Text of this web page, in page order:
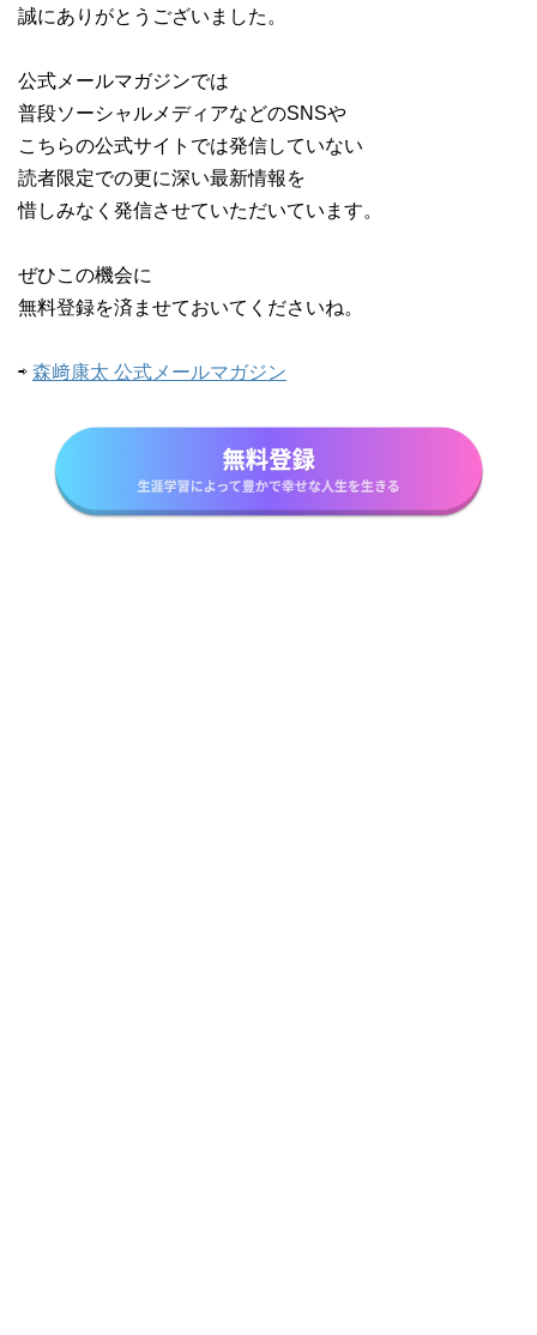
誠にありがとうございました。
公式メールマガジンでは
普段ソーシャルメディアなどのSNSや
こちらの公式サイトでは発信していない
読者限定での更に深い最新情報を
惜しみなく発信させていただいています。
ぜひこの機会に
無料登録を済ませておいてくださいね。
⇨ 森﨑康太 公式メールマガジン